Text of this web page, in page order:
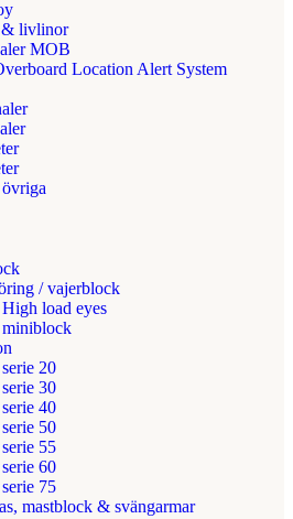
livlinor
MOB
Location Alert System
/ vajerblock
load eyes
miniblock
20
30
40
50
55
60
75
mastblock & svängarmar